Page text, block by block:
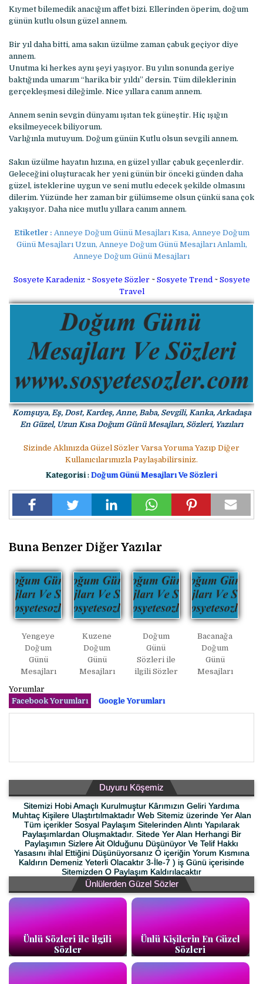
Kıymet bilemedik anacığım affet bizi. Ellerinden öperim, doğum
günün kutlu olsun güzel annem.
Bir yıl daha bitti, ama sakın üzülme zaman çabuk geçiyor diye
annem.
Unutma ki herkes aynı şeyi yaşıyor. Bu yılın sonunda geriye
baktığında umarım “harika bir yıldı” dersin. Tüm dileklerinin
gerçekleşmesi dileğimle. Nice yıllara canım annem.
Annem senin sevgin dünyamı ışıtan tek güneştir. Hiç ışığın
eksilmeyecek biliyorum.
Varlığınla mutuyum. Doğum günün Kutlu olsun sevgili annem.
Sakın üzülme hayatın hızına, en güzel yıllar çabuk geçenlerdir.
Geleceğini oluşturacak her yeni günün bir önceki günden daha
güzel, isteklerine uygun ve seni mutlu edecek şekilde olmasını
dilerim. Yüzünde her zaman bir gülümseme olsun çünkü sana çok
yakışıyor. Daha nice mutlu yıllara canım annem.
Etiketler : Anneye Doğum Günü Mesajları Kısa, Anneye Doğum
Günü Mesajları Uzun, Anneye Doğum Günü Mesajları Anlamlı,
Anneye Doğum Günü Mesajları
Sosyete Karadeniz ~ Sosyete Sözler ~ Sosyete Trend~ Sosyete
Travel
Komşuya, Eş, Dost, Kardeş, Anne, Baba, Sevgili, Kanka, Arkadaşa
En Güzel, Uzun Kısa Doğum Günü Mesajları, Sözleri, Yazıları
Sizinde Aklınızda Güzel Sözler Varsa Yoruma Yazıp Diğer
Kullanıcılarımızla Paylaşabilirsiniz.
Kategorisi : Doğum Günü Mesajları Ve Sözleri
Buna Benzer Diğer Yazılar
Yengeye
Doğum
Günü
Mesajları
Kuzene
Doğum
Günü
Mesajları
Doğum
Günü
Sözleri ile
ilgili Sözler
Bacanağa
Doğum
Günü
Mesajları
Yorumlar
Facebook Yorumları
Google Yorumları
Duyuru Köşemiz
Sitemizi Hobi Amaçlı Kurulmuştur Kârımızın Geliri Yardıma
Muhtaç Kişilere Ulaştırtılmaktadır Web Sitemiz üzerinde Yer Alan
Tüm içerikler Sosyal Paylaşım Sitelerinden Alıntı Yapılarak
Paylaşımlardan Oluşmaktadır. Sitede Yer Alan Herhangi Bir
Paylaşımın Sizlere Ait Olduğunu Düşünüyor Ve Telif Hakkı
Yasasını ihlal Ettiğini Düşünüyorsanız O içeriğin Yorum Kısmına
Kaldırın Demeniz Yeterli Olacaktır 3-İle-7 ) iş Günü içerisinde
Sitemizden O Paylaşım Kaldırılacaktır
Ünlülerden Güzel Sözler
Ünlü Sözleri ile ilgili
Sözler
Ünlü Kişilerin En Güzel
Sözleri